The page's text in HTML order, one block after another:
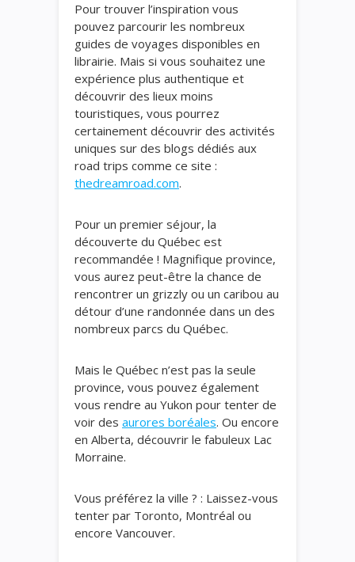
Pour trouver l’inspiration vous
pouvez parcourir les nombreux
guides de voyages disponibles en
librairie. Mais si vous souhaitez une
expérience plus authentique et
découvrir des lieux moins
touristiques, vous pourrez
certainement découvrir des activités
uniques sur des blogs dédiés aux
road trips comme ce site :
thedreamroad.com.
Pour un premier séjour, la
découverte du Québec est
recommandée ! Magnifique province,
vous aurez peut-être la chance de
rencontrer un grizzly ou un caribou au
détour d’une randonnée dans un des
nombreux parcs du Québec.
Mais le Québec n’est pas la seule
province, vous pouvez également
vous rendre au Yukon pour tenter de
voir des aurores boréales. Ou encore
en Alberta, découvrir le fabuleux Lac
Morraine.
Vous préférez la ville ? : Laissez-vous
tenter par Toronto, Montréal ou
encore Vancouver.